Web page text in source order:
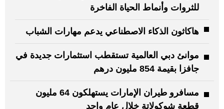
للثروات وأنماط الحياة الفاخرة
هاكاثون الذكاء الاصطناعي يدعم مهارات الشباب
موانئ دبي العالمية تستقطب استثمارات جديدة في
جافزا بقيمة 854 مليون درهم
مسافرو طيران الإمارات يستهلكون 64 مليون
قطعة شوكولاتة خلال عام واحد